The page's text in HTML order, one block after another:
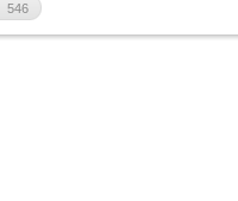
546